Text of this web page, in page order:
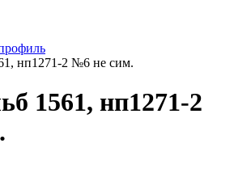
нп1271-2 №6 не сим.
1561, нп1271-2